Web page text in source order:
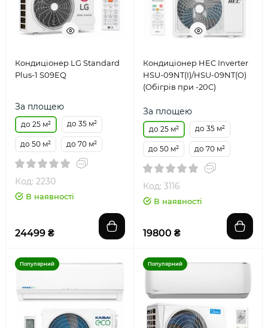
Кондиціонер LG Standard
Plus-1 S09EQ
За площею
до 25 м² до 35 м²
до 50 м² до 70 м²
Код: 2230
В наявності
24499 ₴
Кондиціонер HEC Inverter
HSU-09NT(I)/HSU-09NT(O)
(Обігрів при -20C)
За площею
до 25 м² до 35 м²
до 50 м² до 70 м²
Код: 3116
В наявності
19800 ₴
Популярний Популярний